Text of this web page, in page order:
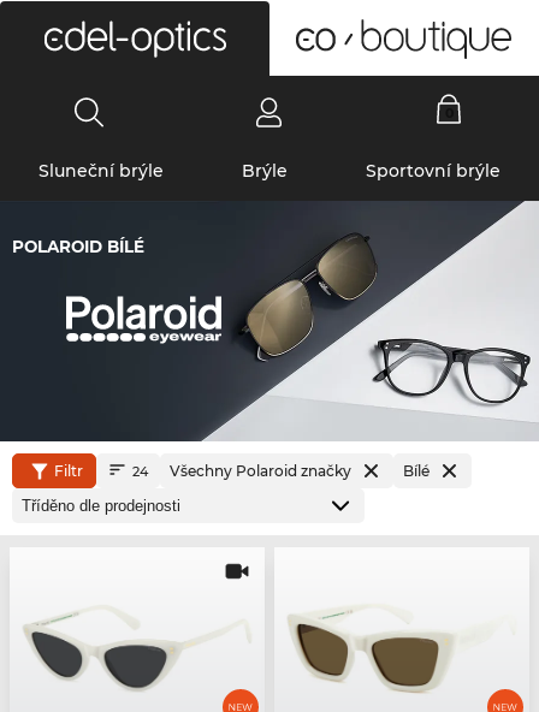
Sluneční brýle Brýle Sportovní brýle
POLAROID BÍLÉ
Filtr 24 Všechny Polaroid značky Bílé